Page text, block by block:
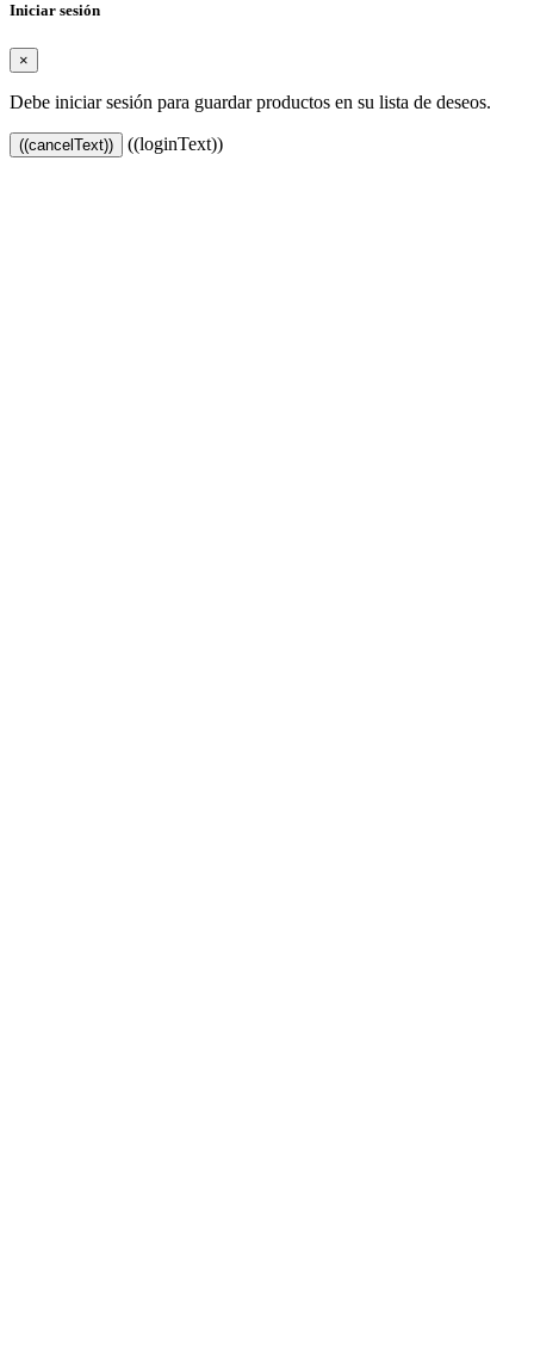
Iniciar sesión
×
Debe iniciar sesión para guardar productos en su lista de deseos.
((cancelText)) ((loginText))